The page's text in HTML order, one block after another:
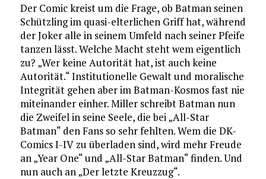
Der Comic kreist um die Frage, ob Batman seinen
Schützling im quasi-elterlichen Griff hat, während
der Joker alle in seinem Umfeld nach seiner Pfeife
tanzen lässt. Welche Macht steht wem eigentlich
zu? „Wer keine Autorität hat, ist auch keine
Autorität.“ Institutionelle Gewalt und moralische
Integrität gehen aber im Batman-Kosmos fast nie
miteinander einher. Miller schreibt Batman nun
die Zweifel in seine Seele, die bei „All-Star
Batman“ den Fans so sehr fehlten. Wem die DK-
Comics I-IV zu überladen sind, wird mehr Freude
an „Year One“ und „All-Star Batman“ finden. Und
nun auch an „Der letzte Kreuzzug“.